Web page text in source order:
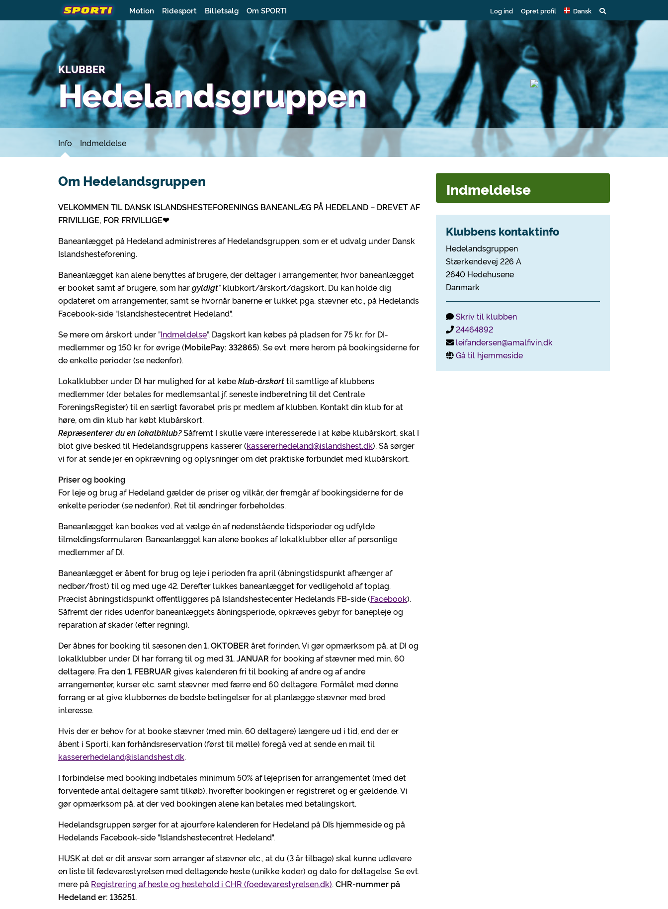
Motion Ridesport Billetsalg Om SPORTI Log ind Opret profil Dansk
KLUBBER
Hedelandsgruppen
Info Indmeldelse
Om Hedelandsgruppen
VELKOMMEN TIL DANSK ISLANDSHESTEFORENINGS BANEANLÆG PÅ HEDELAND – DREVET AF
FRIVILLIGE, FOR FRIVILLIGE❤
Baneanlægget på Hedeland administreres af Hedelandsgruppen, som er et udvalg under Dansk
Islandshesteforening.
Baneanlægget kan alene benyttes af brugere, der deltager i arrangementer, hvor baneanlægget
er booket samt af brugere, som hargyldigt*klubkort/årskort/dagskort. Du kan holde dig
opdateret om arrangementer, samt se hvornår banerne er lukket pga. stævner etc., på Hedelands
Facebook-side "Islandshestecentret Hedeland".
Se mere om årskort under ”Indmeldelse”. Dagskort kan købes på pladsen for 75 kr. for DI-
medlemmer og 150 kr. for øvrige (MobilePay: 332865). Se evt. mere herom på bookingsiderne for
de enkelte perioder (se nedenfor).
Lokalklubber under DI har mulighed for at købeklub-årskorttil samtlige af klubbens
medlemmer (der betales for medlemsantal jf. seneste indberetning til det Centrale
ForeningsRegister) til en særligt favorabel pris pr. medlem af klubben. Kontakt din klub for at
høre, om din klub har købt klubårskort.
Repræsenterer du en lokalbklub?Såfremt I skulle være interesserede i at købe klubårskort, skal I
blot give besked til Hedelandsgruppens kasserer (kassererhedeland@islandshest.dk). Så sørger
vi for at sende jer en opkrævning og oplysninger om det praktiske forbundet med klubårskort.
Priser og booking
For leje og brug af Hedeland gælder de priser og vilkår, der fremgår af bookingsiderne for de
enkelte perioder (se nedenfor). Ret til ændringer forbeholdes.
Baneanlægget kan bookes ved at vælge én af nedenstående tidsperioder og udfylde
tilmeldingsformularen. Baneanlægget kan alene bookes af lokalklubber eller af personlige
medlemmer af DI.
Baneanlægget er åbent for brug og leje i perioden fra april (åbningstidspunkt afhænger af
nedbør/frost) til og med uge 42. Derefter lukkes baneanlægget for vedligehold af toplag.
Præcist åbningstidspunkt offentliggøres på Islandshestecenter Hedelands FB-side (Facebook).
Såfremt der rides udenfor baneanlæggets åbningsperiode, opkræves gebyr for banepleje og
reparation af skader (efter regning).
Der åbnes for booking til sæsonen den1. OKTOBER året forinden. Vi gør opmærksom på, at DI og
lokalklubber under DI har forrang til og med31. JANUAR for booking af stævner med min. 60
deltagere. Fra den1. FEBRUAR gives kalenderen fri til booking af andre og af andre
arrangementer, kurser etc. samt stævner med færre end 60 deltagere. Formålet med denne
forrang er at give klubbernes de bedste betingelser for at planlægge stævner med bred
interesse.
Hvis der er behov for at booke stævner (med min. 60 deltagere) længere ud i tid, end der er
åbent i Sporti, kan forhåndsreservation (først til mølle) foregå ved at sende en mail til
kassererhedeland@islandshest.dk.
I forbindelse med booking indbetales minimum 50% af lejeprisen for arrangementet (med det
forventede antal deltagere samt tilkøb), hvorefter bookingen er registreret og er gældende. Vi
gør opmærksom på, at der ved bookingen alene kan betales med betalingskort.
Hedelandsgruppen sørger for at ajourføre kalenderen for Hedeland på DI´s hjemmeside og på
Hedelands Facebook-side "Islandshestecentret Hedeland".
HUSK at det er dit ansvar som arrangør af stævner etc., at du (3 år tilbage) skal kunne udlevere
en liste til fødevarestyrelsen med deltagende heste (unikke koder) og dato for deltagelse. Se evt.
mere på Registrering af heste og hestehold i CHR (foedevarestyrelsen.dk). CHR-nummer på
Hedeland er: 135251.
Indmeldelse
Klubbens kontaktinfo
Hedelandsgruppen
Stærkendevej 226 A
2640 Hedehusene
Danmark
Skriv til klubben
24464892
leifandersen@amalfivin.dk
Gå til hjemmeside